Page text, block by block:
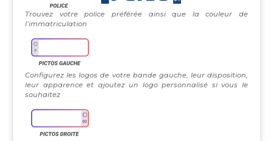
Trouvez votre police préférée ainsi que la couleur de
l’immatriculation
Configurez les logos de votre bande gauche, leur disposition,
leur apparence et ajoutez un logo personnalisé si vous le
souhaitez